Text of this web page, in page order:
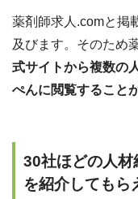
薬剤師求人.comと掲
及びます。そのため
式サイトから複数の
ぺんに閲覧すること
30社ほどの人
を紹介してもら